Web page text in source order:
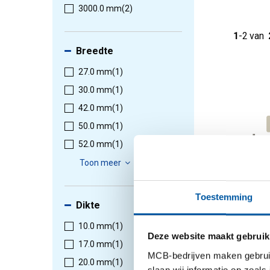
Toestemming
Deze website maakt
MCB-bedrijven maken
3000.0 mm(2)
Breedte
27.0 mm(1)
30.0 mm(1)
42.0 mm(1)
50.0 mm(1)
52.0 mm(1)
Toon meer
Dikte
10.0 mm(1)
17.0 mm(1)
20.0 mm(1)
1 -2 van
2950-